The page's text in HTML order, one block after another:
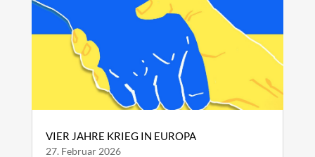
VIER JAHRE KRIEG IN EUROPA
27. Februar 2026